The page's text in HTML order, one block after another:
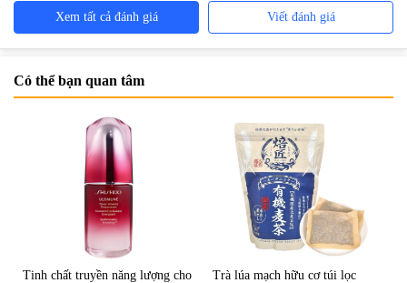
Xem tất cả đánh giá Viết đánh giá
Có thể bạn quan tâm
Tinh chất truyền năng lượng cho
Trà lúa mạch hữu cơ túi lọc